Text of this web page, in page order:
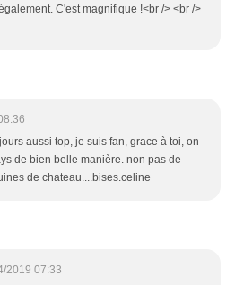
C'est magnifique !<br /> <br />
aussi top, je suis fan, grace à toi, on
de bien belle manière. non pas de
de chateau....bises.celine
2019 07:33